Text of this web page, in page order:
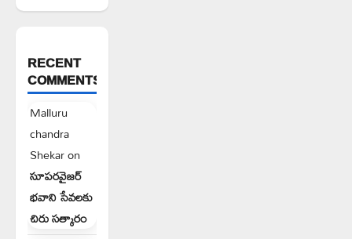
RECENT
COMMENTS
Malluru
chandra
Shekaron
సూపరవైజర్
భవాని సేవలకు
చిరు సత్కారం